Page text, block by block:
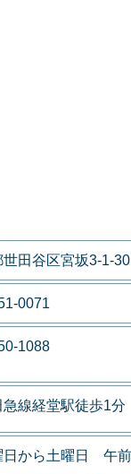
世田谷区宮坂3-1-30
0071
1088
急線経堂駅徒歩1分
日から土曜日 午